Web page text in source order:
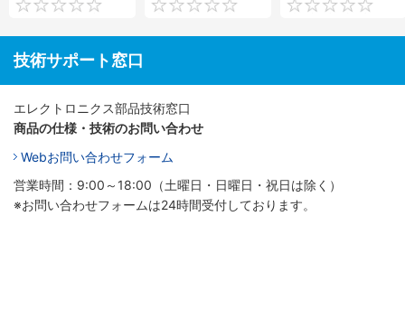
0 0
技術サポート窓口
エレクトロニクス部品技術窓口
商品の仕様・技術のお問い合わせ
Webお問い合わせフォーム
営業時間：9:00～18:00（土曜日・日曜日・祝日は除く）
※お問い合わせフォームは24時間受付しております。